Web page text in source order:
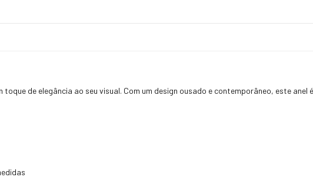
de elegância ao seu visual. Com um design ousado e contemporâneo, este anel